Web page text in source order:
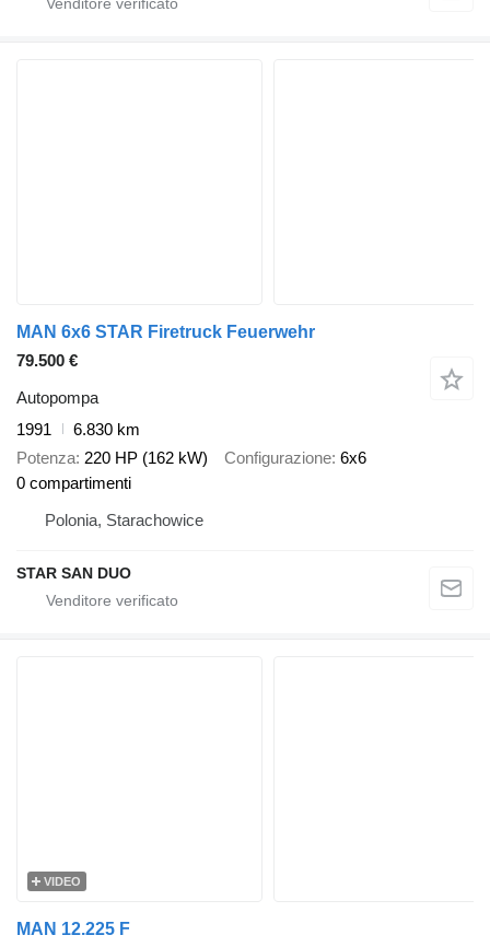
MAN 6x6 STAR Firetruck Feuerwehr
79.500 €
Autopompa
1991
6.830 km
Potenza 220 HP (162 kW) Configurazione 6x6
0 compartimenti
Polonia, Starachowice
STAR SAN DUO
VIDEO
MAN 12.225 F